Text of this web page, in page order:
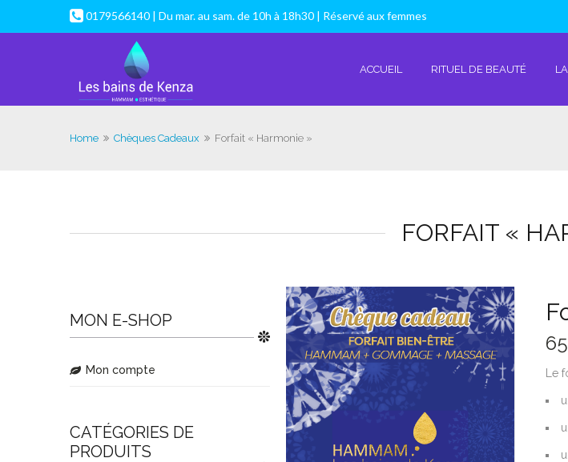
0179566140 | Du mar. au sam. de 10h à 18h30 | Réservé aux femmes
ACCUEIL RITUEL DE BEAUTÉ
Home Chèques Cadeaux Forfait « Harmonie »
FORFAIT «
Le
MON E-SHOP
Mon compte
CATÉGORIES DE
PRODUITS